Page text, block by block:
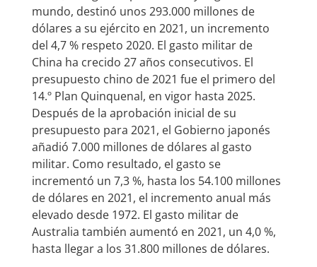
mundo, destinó unos 293.000 millones de
dólares a su ejército en 2021, un incremento
del 4,7 % respeto 2020. El gasto militar de
China ha crecido 27 años consecutivos. El
presupuesto chino de 2021 fue el primero del
14.º Plan Quinquenal, en vigor hasta 2025.
Después de la aprobación inicial de su
presupuesto para 2021, el Gobierno japonés
añadió 7.000 millones de dólares al gasto
militar. Como resultado, el gasto se
incrementó un 7,3 %, hasta los 54.100 millones
de dólares en 2021, el incremento anual más
elevado desde 1972. El gasto militar de
Australia también aumentó en 2021, un 4,0 %,
hasta llegar a los 31.800 millones de dólares.